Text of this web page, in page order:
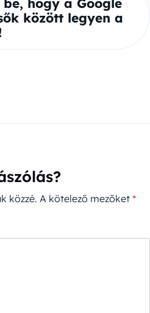
hogy a Google
között legyen a
közzé. A kötelező mezőket *